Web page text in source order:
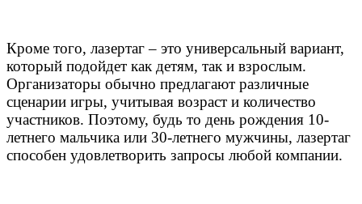
Кроме того, лазертаг – это универсальный вариант,
который подойдет как детям, так и взрослым.
Организаторы обычно предлагают различные
сценарии игры, учитывая возраст и количество
участников. Поэтому, будь то день рождения 10-
летнего мальчика или 30-летнего мужчины, лазертаг
способен удовлетворить запросы любой компании.